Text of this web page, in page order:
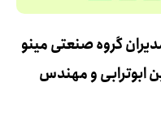
گروه صنعتی مینو
ابوترابی و مهندس